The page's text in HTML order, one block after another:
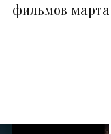
фильмов